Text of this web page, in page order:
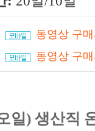
동영상 구
동영상 구
일) 생산직